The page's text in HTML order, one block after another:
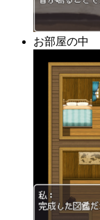
お部屋の中